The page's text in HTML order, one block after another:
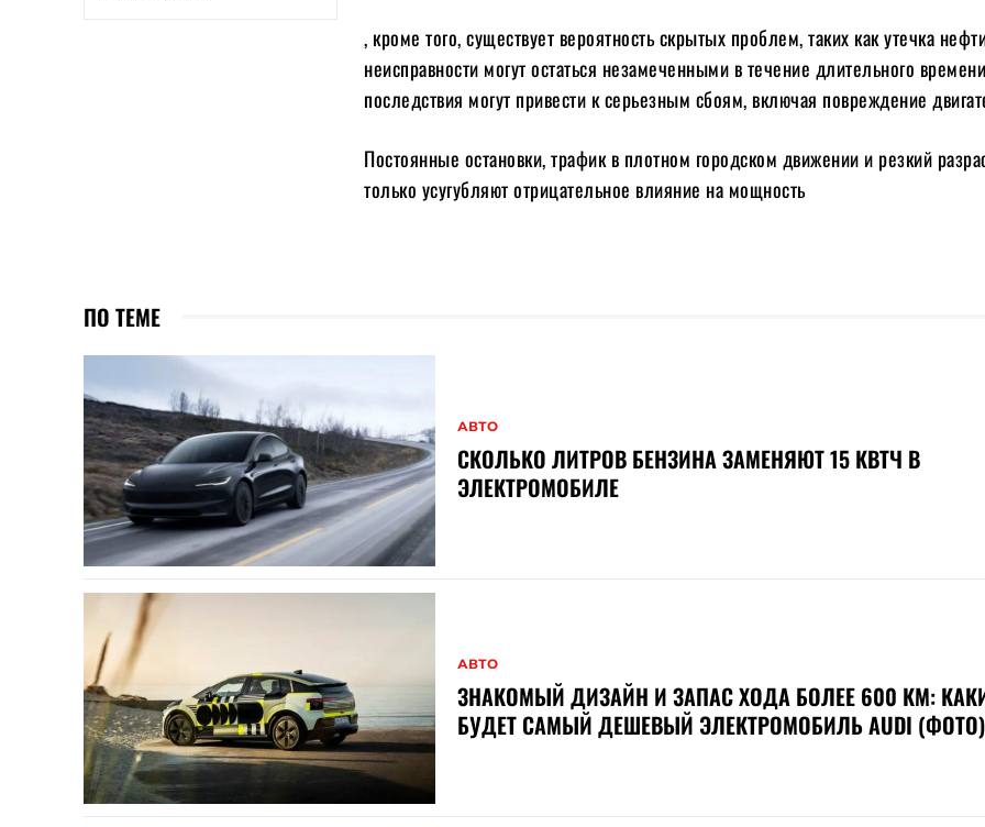
, кроме того, существует вероятность скрытых проблем, таких как утечка
неисправности могут остаться незамеченными в течение длительного
последствия могут привести к серьезным сбоям, включая повреждение
Постоянные остановки, трафик в плотном городском движении и резкий
только усугубляют отрицательное влияние на мощность
ПО ТЕМЕ
АВТО
СКОЛЬКО ЛИТРОВ БЕНЗИНА ЗАМЕНЯЮТ 15 КВТЧ В
ЭЛЕКТРОМОБИЛЕ
АВТО
ЗНАКОМЫЙ ДИЗАЙН И ЗАПАС ХОДА БОЛЕЕ 600 КМ:
БУДЕТ САМЫЙ ДЕШЕВЫЙ ЭЛЕКТРОМОБИЛЬ AUDI (ФОТО)